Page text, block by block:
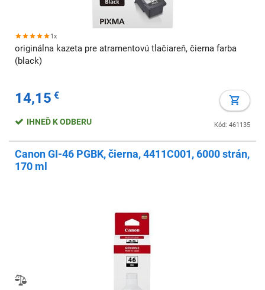
1x
originálna kazeta pre atramentovú tlačiareň, čierna farba
(black)
14,15 €
Kód: 461135
IHNEĎ K ODBERU
Canon GI-46 PGBK, čierna, 4411C001, 6000 strán,
170 ml